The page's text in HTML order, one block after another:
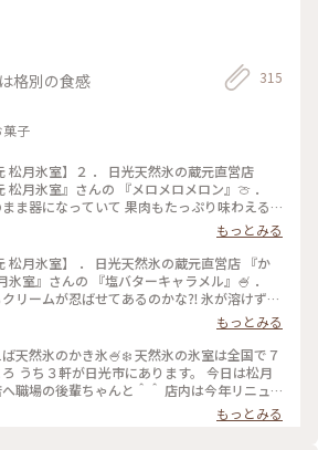
格別の食感
菓子
315
松月氷室】２ ． 日光天然氷の蔵元直営店
松月氷室』さんの 『メロメロメロン』🍈 ．
ま器になっていて 果肉もたっぷり味わえる
氷にかかっているメロンシロップが 昔なが
器に入ったメロンアイスの味そのものって感
食べた瞬間にあのメロンアイスが浮かぶ 不思
月氷室さんオリジナルメロンシロップ（果汁
#天然氷 #松月
ロメロメロン #ゴーラー隊#カキ氷 #ゆるり夏
2025年7月上旬
もっとみる
松月氷室】 ． 日光天然氷の蔵元直営店 『か
氷室』さんの 『塩バターキャラメル』🍧 ．
リームが忍ばせてあるのかな⁈ 氷が溶けずに
味も下まで味わえて最後まで美味しくいただ
最後まで氷が溶けず、水にならずにかき氷を
てかも❣️ちょっと感動🥹 ． かき氷って 最後
て飲む感じになりません⁇⁇←私だけ⁇⁇ それが無
の最後までスプーンで氷がすくえました🥄 ．
#日光名物 #天然氷 #松月氷室#かき氷#塩バタ
ーラー隊#カキ氷 #ゆるり夏時間 #日光行脚
もっとみる
天然氷のかき氷🍧❄️ 天然氷の氷室は全国で７
ち３軒が日光市にあります。 今日は松月
後輩ちゃんと＾＾ 店内は今年リニュ
がらも 垢抜けた雰囲気。 迷いながらも
ャルをいただきました！ 上にはホイッ
もっとみる